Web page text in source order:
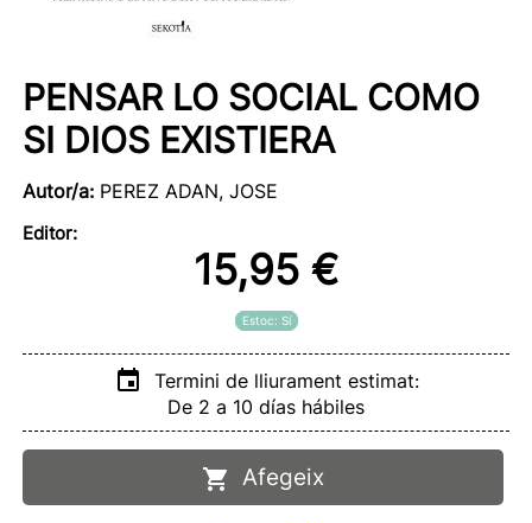
PENSAR LO SOCIAL COMO
SI DIOS EXISTIERA
Autor/a: PEREZ ADAN, JOSE
Editor:
15,95 €
Estoc: Sí
Termini de lliurament estimat:
De 2 a 10 días hábiles
Afegeix